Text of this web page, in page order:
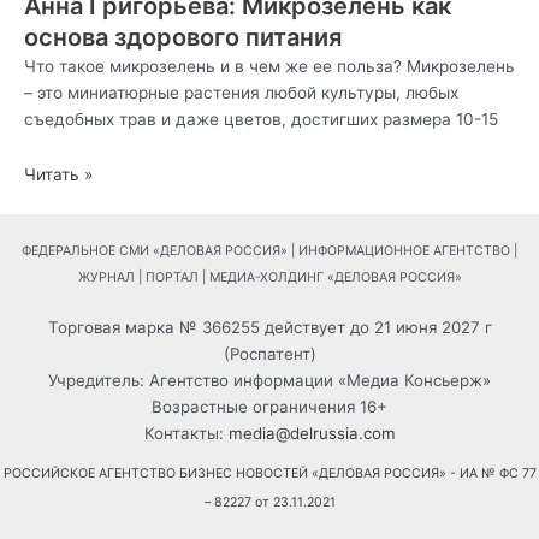
Анна Григорьева: Микрозелень как
основа здорового питания
Что такое микрозелень и в чем же ее польза? Микрозелень
– это миниатюрные растения любой культуры, любых
съедобных трав и даже цветов, достигших размера 10-15
Читать »
ФЕДЕРАЛЬНОЕ СМИ «ДЕЛОВАЯ РОССИЯ» | ИНФОРМАЦИОННОЕ АГЕНТСТВО |
ЖУРНАЛ | ПОРТАЛ | МЕДИА-ХОЛДИНГ «ДЕЛОВАЯ РОССИЯ»
Торговая марка № 366255 действует до 21 июня 2027 г
(Роспатент)
Учредитель: Агентство информации «Медиа Консьерж»
Возрастные ограничения 16+
Контакты: media@delrussia.com
РОССИЙСКОЕ АГЕНТСТВО БИЗНЕС НОВОСТЕЙ «ДЕЛОВАЯ РОССИЯ» - ИА № ФС 77
– 82227 от 23.11.2021